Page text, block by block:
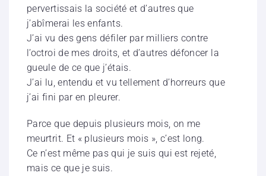
pervertissais la société et d’autres que
j’abîmerai les enfants.
J’ai vu des gens défiler par milliers contre
l’octroi de mes droits, et d’autres défoncer la
gueule de ce que j’étais.
J’ai lu, entendu et vu tellement d’horreurs que
j’ai fini par en pleurer.
Parce que depuis plusieurs mois, on me
meurtrit. Et « plusieurs mois », c’est long.
Ce n’est même pas qui je suis qui est rejeté,
mais ce que je suis.